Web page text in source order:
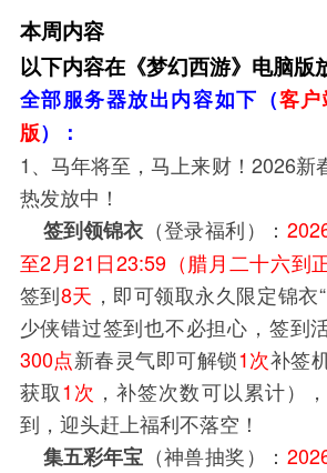
本周内容
以下内容在《梦幻西游》电脑版
全部服务器放出内容如下 （客
版）
：
1、马年将至，马上来财！2026新
热发放中！
签到领锦衣 （登录福利）：
至2月21日23:59（腊月二十六到
签到8天 ，即可领取永久限定锦衣“
少侠错过签到也不必担心，签到
300点新春灵气即可解锁1次补签
获取1次 ，补签次数可以累计）
到，迎头赶上福利不落空！
集五彩年宝 （神兽抽奖）：